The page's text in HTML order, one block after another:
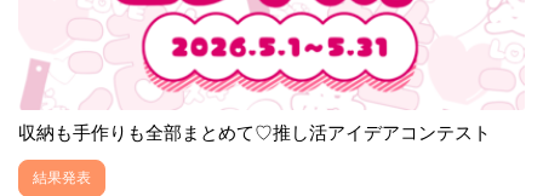
収納も手作りも全部まとめて♡推し活アイデアコンテスト
結果発表